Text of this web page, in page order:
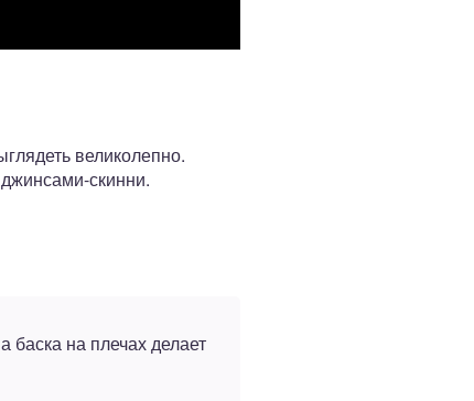
великолепно.
скинни.
на плечах делает